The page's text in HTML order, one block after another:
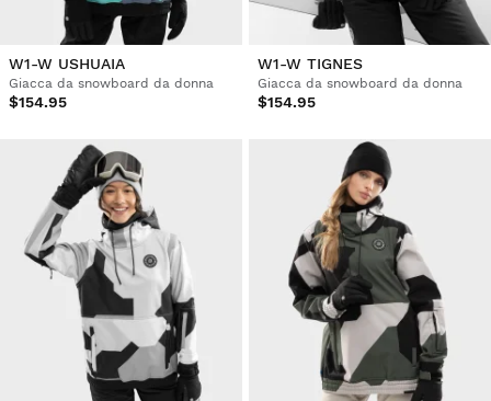
W1-W USHUAIA
Giacca da snowboard da donna
$154.95
W1-W TIGNES
Giacca da snowboard da donna
$154.95